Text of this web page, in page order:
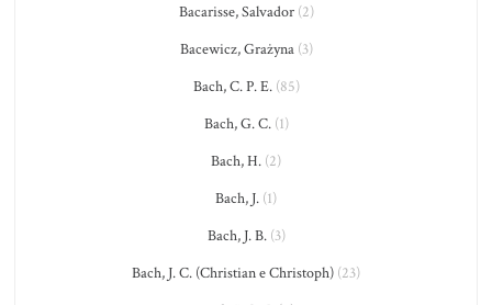
Bacarisse, Salvador(2)
Bacewicz, Grażyna(3)
Bach, C. P. E.(85)
Bach, G. C.(1)
Bach, H. (2)
Bach, J. (1)
Bach, J. B.(3)
Bach, J. C. (Christian e Christoph) (23)